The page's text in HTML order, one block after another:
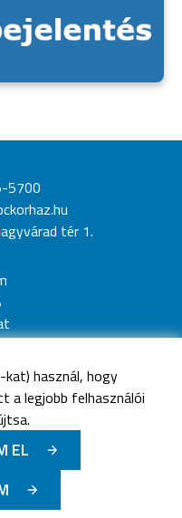
használ, hogy
a legjobb felhasználói
EL
5700
tér 1.
nyilatkozat
pesti Centrumkórház -
Intézet